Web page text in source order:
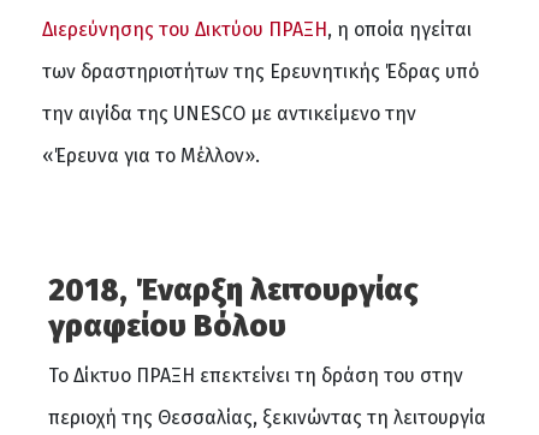
Διερεύνησης του Δικτύου ΠΡΑΞΗ, η οποία ηγείται
των δραστηριοτήτων της Ερευνητικής Έδρας υπό
την αιγίδα της UNESCO με αντικείμενο την
«Έρευνα για το Μέλλον».
2018, Έναρξη λειτουργίας
γραφείου Βόλου
Το Δίκτυο ΠΡΑΞΗ επεκτείνει τη δράση του στην
περιοχή της Θεσσαλίας, ξεκινώντας τη λειτουργία